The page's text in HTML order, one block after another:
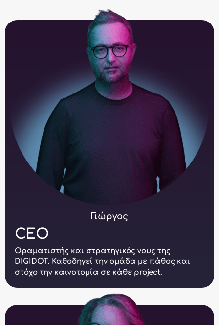
Γιώργος
CEO
Οραματιστής και στρατηγικός νους της
DIGIDOT. Καθοδηγεί την ομάδα με πάθος και
στόχο την καινοτομία σε κάθε project.